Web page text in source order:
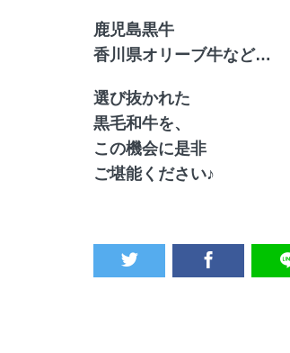
鹿児島黒牛
香川県オリーブ牛など…
選び抜かれた
黒毛和牛を、
この機会に是非
ご堪能ください♪